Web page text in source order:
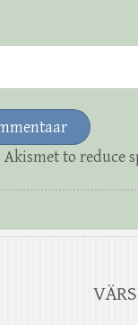
Akismet to reduce